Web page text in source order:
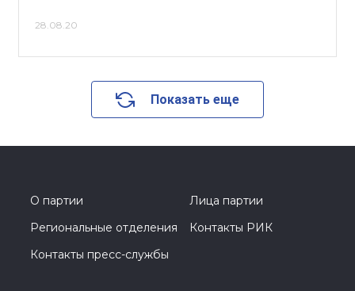
28.08.20
Показать еще
О партии
Лица партии
Региональные отделения
Контакты РИК
Контакты пресс-службы